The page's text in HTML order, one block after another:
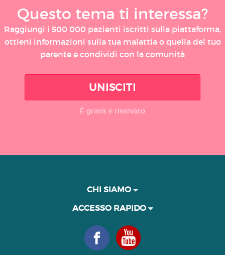
Questo tema ti interessa?
Raggiungi i 500 000 pazienti iscritti sulla piattaforma,
ottieni informazioni sulla tua malattia o quella del tuo
parente e condividi con la comunità
UNISCITI
È gratis e riservato
CHI SIAMO
ACCESSO RAPIDO